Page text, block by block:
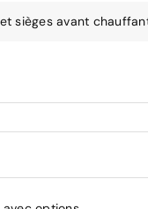
sièges avant